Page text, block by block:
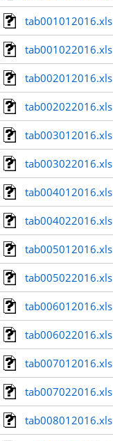
tab001012016.xls
tab001022016.xls
tab002012016.xls
tab002022016.xls
tab003012016.xls
tab003022016.xls
tab004012016.xls
tab004022016.xls
tab005012016.xls
tab005022016.xls
tab006012016.xls
tab006022016.xls
tab007012016.xls
tab007022016.xls
tab008012016.xls